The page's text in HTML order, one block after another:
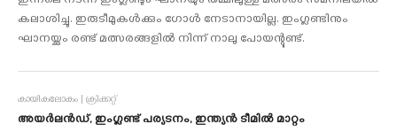
കലാശിച്ചു. ഇരുടീമുകള്‍ക്കും ഗോള്‍ നേടാനായില്ല. ഇംഗ്ലണ്ടിനും
ഘാനയ്ക്കും രണ്ട് മത്സരങ്ങളില്‍ നിന്ന് നാലു പോയന്റുണ്ട്.
കായികലോകം | ക്രിക്കറ്റ്
അയര്‍ലന്‍ഡ്, ഇംഗ്ലണ്ട് പര്യടനം, ഇന്ത്യന്‍ ടീമില്‍ മാറ്റം